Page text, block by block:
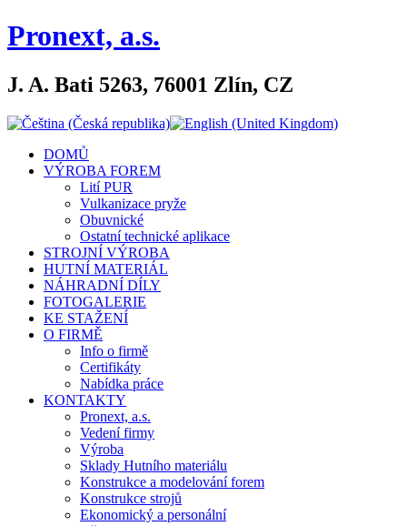
Pronext, a.s.
J. A. Bati 5263, 76001 Zlín, CZ
DOMŮ
VÝROBA FOREM
Lití PUR
Vulkanizace pryže
Obuvnické
Ostatní technické aplikace
STROJNÍ VÝROBA
HUTNÍ MATERIÁL
NÁHRADNÍ DÍLY
FOTOGALERIE
KE STAŽENÍ
O FIRMĚ
Info o firmě
Certifikáty
Nabídka práce
KONTAKTY
Pronext, a.s.
Vedení firmy
Výroba
Sklady Hutního materiálu
Konstrukce a modelování forem
Konstrukce strojů
Ekonomický a personální